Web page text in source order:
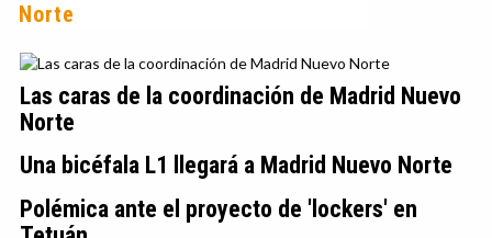
Norte
Las caras de la coordinación de Madrid Nuevo
Norte
Una bicéfala L1 llegará a Madrid Nuevo Norte
Polémica ante el proyecto de 'lockers' en